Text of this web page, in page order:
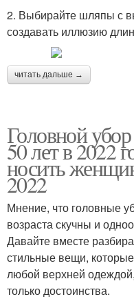
2. Выбирайте шляпы с
создавать иллюзию
читать дальше →
Головной
50 лет в 2022
носить
2022
Мнение, что головные
возраста скучны и
Давайте вместе
стильные вещи, которые
любой верхней
только достоинства.